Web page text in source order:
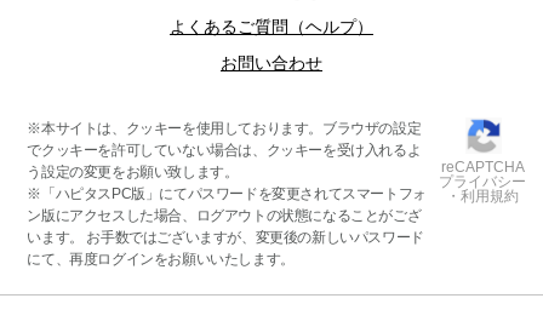
よくあるご質問（ヘルプ）
お問い合わせ
※本サイトは、クッキーを使用しております。ブラウザの設定
でクッキーを許可していない場合は、クッキーを受け入れるよ
う設定の変更をお願い致します。
※「ハピタスPC版」にてパスワードを変更されてスマートフォ
ン版にアクセスした場合、ログアウトの状態になることがござ
います。 お手数ではございますが、変更後の新しいパスワード
にて、再度ログインをお願いいたします。
reCAPTCHA
プライバシー
・利用規約